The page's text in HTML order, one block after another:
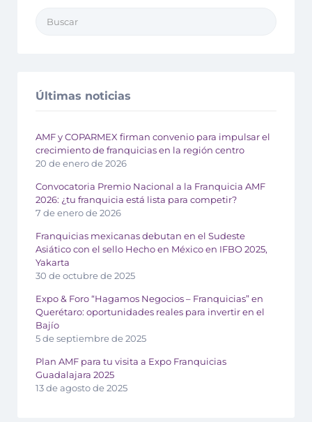
Últimas noticias
AMF y COPARMEX firman convenio para impulsar el
crecimiento de franquicias en la región centro
20 de enero de 2026
Convocatoria Premio Nacional a la Franquicia AMF
2026: ¿tu franquicia está lista para competir?
7 de enero de 2026
Franquicias mexicanas debutan en el Sudeste
Asiático con el sello Hecho en México en IFBO 2025,
Yakarta
30 de octubre de 2025
Expo & Foro “Hagamos Negocios – Franquicias” en
Querétaro: oportunidades reales para invertir en el
Bajío
5 de septiembre de 2025
Plan AMF para tu visita a Expo Franquicias
Guadalajara 2025
13 de agosto de 2025